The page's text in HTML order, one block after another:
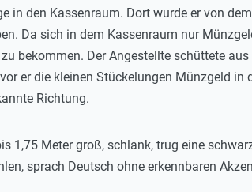
in den Kassenraum. Dort wurde er von
Da sich in dem Kassenraum nur
bekommen. Der Angestellte schüttete
er die kleinen Stückelungen Münzgeld in
Richtung.
1,75 Meter groß, schlank, trug eine
sprach Deutsch ohne erkennbaren